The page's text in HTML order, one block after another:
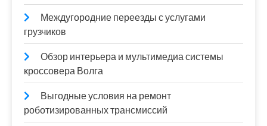
Междугородние переезды с услугами
грузчиков
Обзор интерьера и мультимедиа системы
кроссовера Волга
Выгодные условия на ремонт
роботизированных трансмиссий